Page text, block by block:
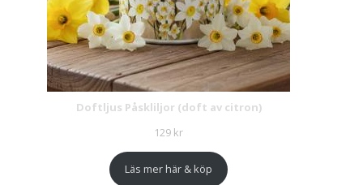
Doftljus Påskliljor (doft av citron)
129 kr
Läs mer här & köp